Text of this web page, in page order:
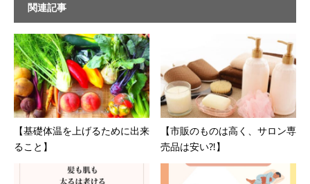
関連記事
【基礎体温を上げるために出来
ること】 ⁡ ⁡
【市販のものは高く、サロン専
売品は安い⁈】